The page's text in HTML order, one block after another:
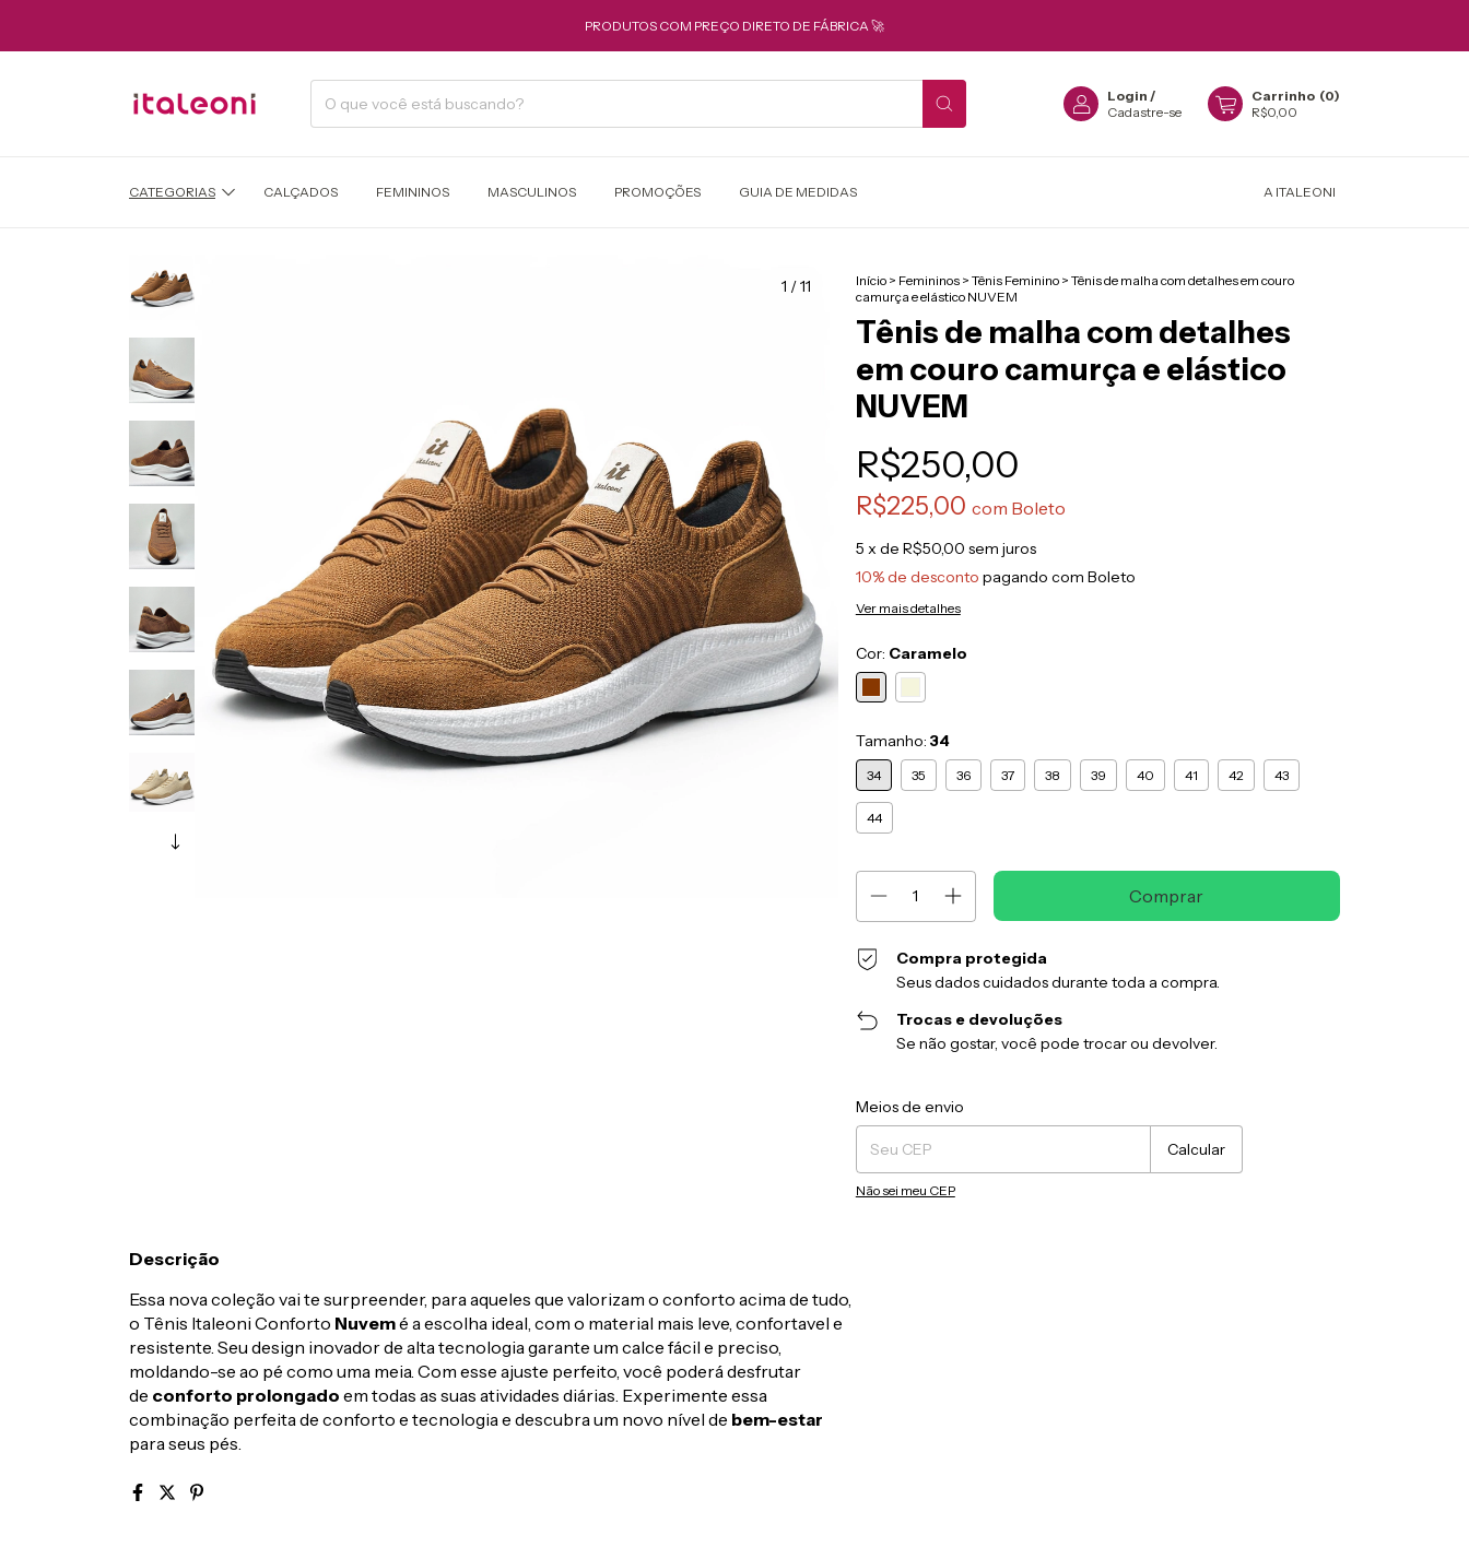
PRODUTOS COM PREÇO DIRETO DE FÁBRICA 🚀
Login /
Cadastre-se
Carrinho (0)
R$0,00
CATEGORIAS CALÇADOS FEMININOS MASCULINOS PROMOÇÕES GUIA DE MEDIDAS A ITALEONI
1 /11 Início > Femininos > Tênis Feminino > Tênis de malha com detalhes em couro
camurça e elástico NUVEM
Tênis de malha com detalhes
em couro camurça e elástico
NUVEM
R$250,00
R$225,00 com Boleto
5 x de R$50,00 sem juros
10% de desconto pagando com Boleto
Ver mais detalhes
Cor: Caramelo
Tamanho: 34
34 35 36 37 38 39 40 41 42 43
44
Compra protegida
Seus dados cuidados durante toda a compra.
Trocas e devoluções
Se não gostar, você pode trocar ou devolver.
Entregas para o CEP:
Meios de envio
Calcular
Não sei meu CEP
Descrição
Essa nova coleção vai te surpreender, para aqueles que valorizam o conforto acima de tudo,
o Tênis Italeoni Conforto Nuvemé a escolha ideal, com o material mais leve, confortavel e
resistente. Seu design inovador de alta tecnologia garante um calce fácil e preciso,
moldando-se ao pé como uma meia. Com esse ajuste perfeito, você poderá desfrutar
de conforto prolongado em todas as suas atividades diárias. Experimente essa
combinação perfeita de conforto e tecnologia e descubra um novo nível de bem-estar
para seus pés.